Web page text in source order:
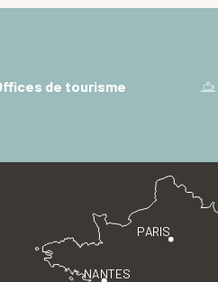
de tourisme
PARIS
NANTES